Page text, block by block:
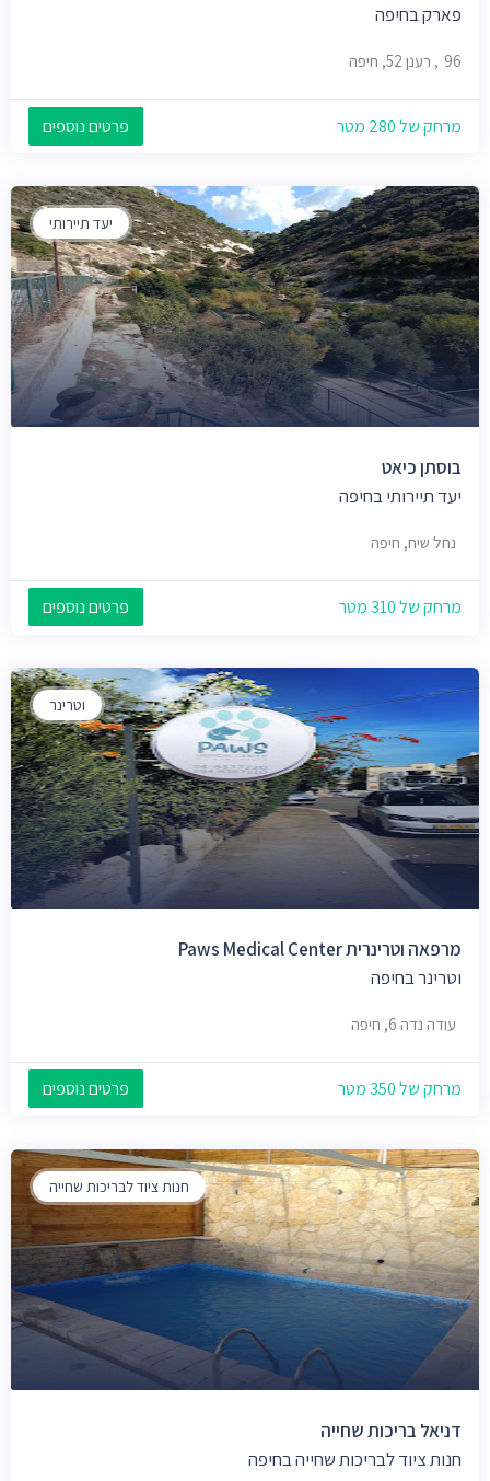
פארק בחיפה
96, רענן 52, חיפה
מרחק של 280 מטר פרטים נוספים
יעד תיירותי
בוסתן כיאט
יעד תיירותי בחיפה
נחל שיח, חיפה
מרחק של 310 מטר פרטים נוספים
וטרינר
מרפאה וטרינרית Paws Medical Center
וטרינר בחיפה
עודה נדה 6, חיפה
מרחק של 350 מטר פרטים נוספים
חנות ציוד לבריכות שחייה
דניאל בריכות שחייה
חנות ציוד לבריכות שחייה בחיפה